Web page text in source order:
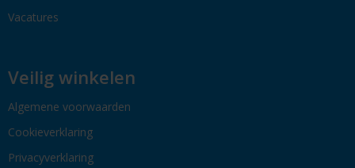
Vacatures
Veilig winkelen
Algemene voorwaarden
Cookieverklaring
Privacyverklaring